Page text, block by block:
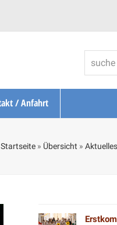
/ Anfahrt
Startseite» Übersicht » Aktuelles